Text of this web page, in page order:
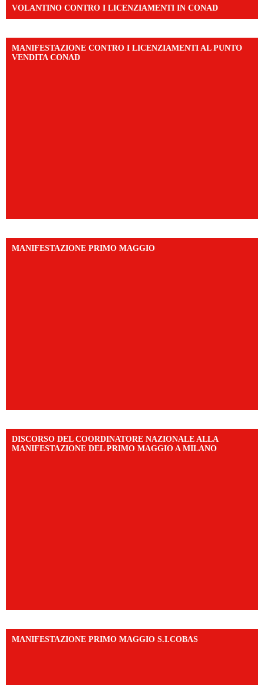
VOLANTINO CONTRO I LICENZIAMENTI IN CONAD
MANIFESTAZIONE CONTRO I LICENZIAMENTI AL PUNTO
VENDITA CONAD
MANIFESTAZIONE PRIMO MAGGIO
DISCORSO DEL COORDINATORE NAZIONALE ALLA
MANIFESTAZIONE DEL PRIMO MAGGIO A MILANO
MANIFESTAZIONE PRIMO MAGGIO S.I.COBAS